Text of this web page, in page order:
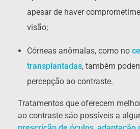
apesar de haver
visão;
Córneas anômalas, como no
transplantadas, também
percepção ao contraste.
Tratamentos que oferecem
ao contraste são possíveis a